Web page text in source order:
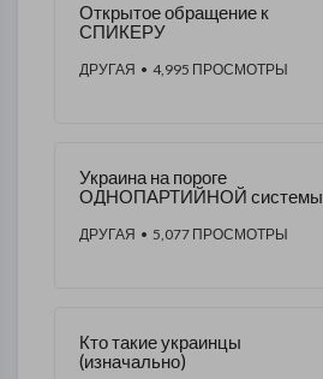
Открытое обращение к
СПИКЕРУ
ДРУГАЯ • 4,995 ПРОСМОТРЫ
Украина на пороге
ОДНОПАРТИЙНОЙ системы
ДРУГАЯ • 5,077 ПРОСМОТРЫ
Кто такие украинцы
(изначально)